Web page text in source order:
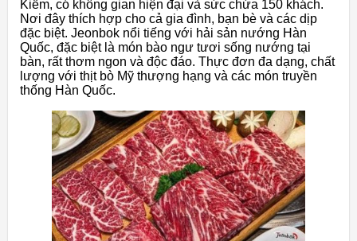
Kiếm, có không gian hiện đại và sức chứa 150 khách.
Nơi đây thích hợp cho cả gia đình, bạn bè và các dịp
đặc biệt. Jeonbok nổi tiếng với hải sản nướng Hàn
Quốc, đặc biệt là món bào ngư tươi sống nướng tại
bàn, rất thơm ngon và độc đáo. Thực đơn đa dạng, chất
lượng với thịt bò Mỹ thượng hạng và các món truyền
thống Hàn Quốc.